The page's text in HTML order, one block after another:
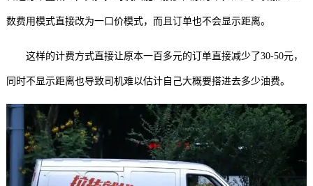
数费用模式直接改为一口价模式，而且订单也不会显示距离。
这样的计费方式直接让原本一百多元的订单直接减少了30-50元，
同时不显示距离也导致司机难以估计自己大概要搭进去多少油费。